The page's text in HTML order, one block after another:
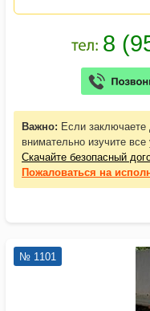
Важно: Если заключаете
внимательно изучите
Скачайте безопасный
Пожаловаться на
№ 1101